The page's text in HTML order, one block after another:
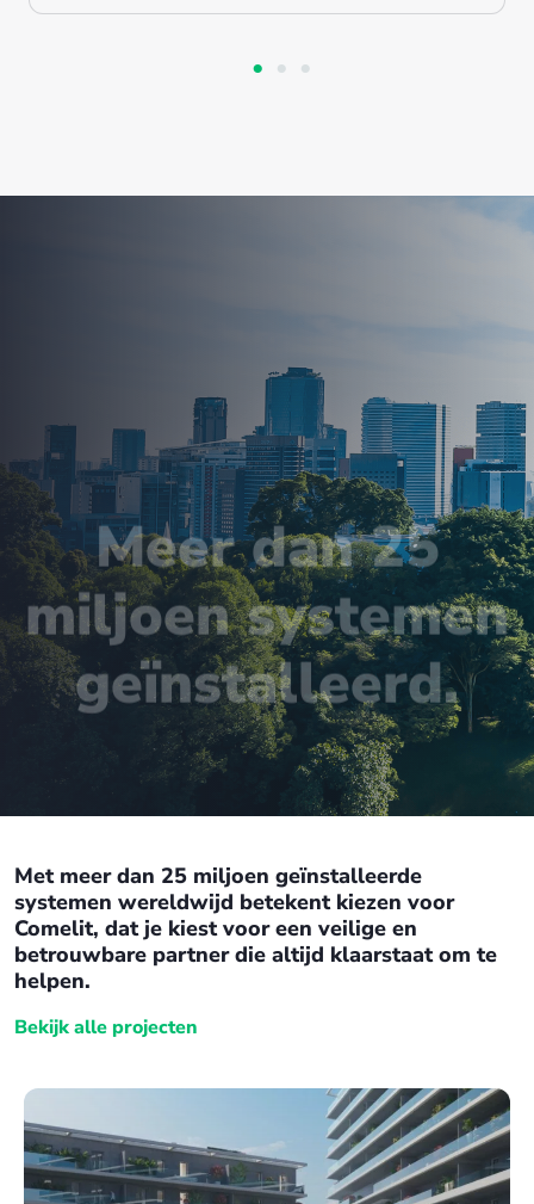
Meer dan 25
miljoen systemen
geïnstalleerd.
Met meer dan 25 miljoen geïnstalleerde
systemen wereldwijd betekent kiezen voor
Comelit, dat je kiest voor een veilige en
betrouwbare partner die altijd klaarstaat om te
helpen.
Bekijk alle projecten